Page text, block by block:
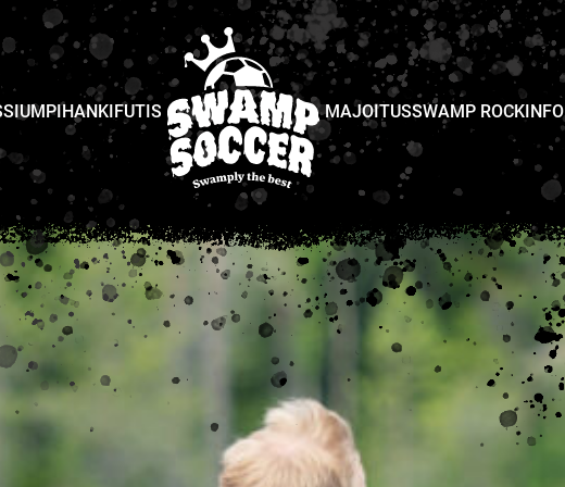
UMPIHANKIFUTIS MAJOITUSSWAMP ROCKINFO